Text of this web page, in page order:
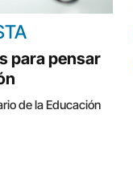
para pensar
de la Educación